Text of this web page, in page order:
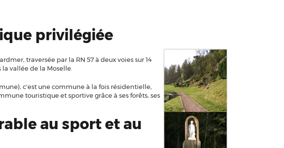
privilégiée
traversée par la RN 57 à deux voies sur 14
vallée de la Moselle.
c'est une commune à la fois résidentielle,
touristique et sportive grâce à ses forêts, ses
au sport et au